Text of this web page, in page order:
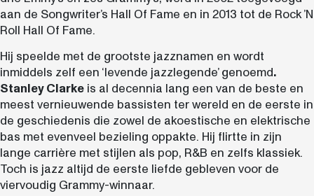
aan de Songwriter’s Hall Of Fame en in 2013 tot de Rock ’N
Roll Hall Of Fame.
Hij speelde met de grootste jazznamen en wordt
inmiddels zelf een ‘levende jazzlegende’ genoemd.
Stanley Clarke is al decennia lang een van de beste en
meest vernieuwende bassisten ter wereld en de eerste in
de geschiedenis die zowel de akoestische en elektrische
bas met evenveel bezieling oppakte. Hij flirtte in zijn
lange carrière met stijlen als pop, R&B en zelfs klassiek.
Toch is jazz altijd de eerste liefde gebleven voor de
viervoudig Grammy-winnaar.